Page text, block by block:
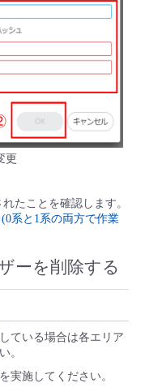
更
たことを確認します。
(0系と1系の両方で作業
ーを削除する
ている場合は各エリア
。
実施してください。